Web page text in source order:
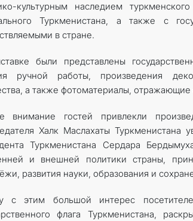
культурным наследием
Туркменистана, а также с
в стране.
были представлены
ручной работы, произведения
а также фотоматериалы,
внимание гостей привлекли
Халк Маслахаты Туркменистана
Туркменистана Сердара
и внешней политики страны,
развития науки, образования и
с этим большой интерес
флага Туркменистана,